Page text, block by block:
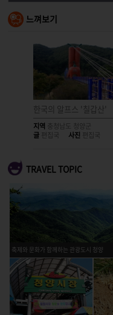
느껴보기
한국의 알프스 '칠갑산'
지역 충청남도 청양군
글 편집국 사진 편집국
TRAVEL TOPIC
축제와 문화가 함께하는 관광도시 청양